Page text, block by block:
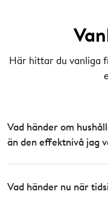
Här hittar du vanliga
Vad händer om
än den effektnivå jag
Vad händer nu när